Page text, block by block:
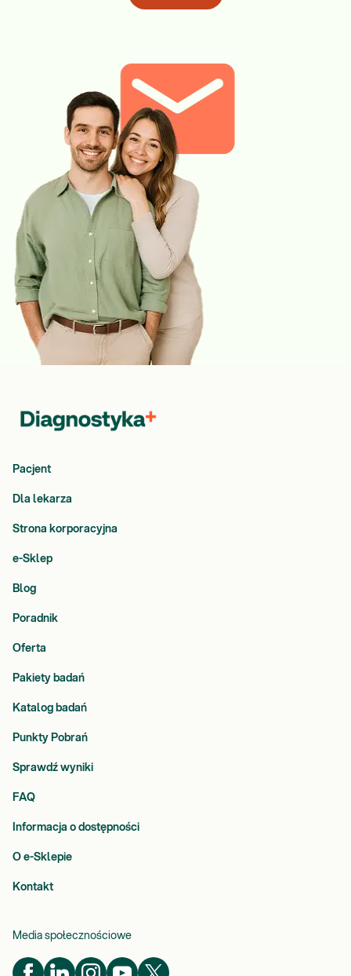
Pacjent
Dla lekarza
Strona korporacyjna
e-Sklep
Blog
Poradnik
Oferta
Pakiety badań
Katalog badań
Punkty Pobrań
Sprawdź wyniki
FAQ
Informacja o dostępności
O e-Sklepie
Kontakt
Media społecznościowe